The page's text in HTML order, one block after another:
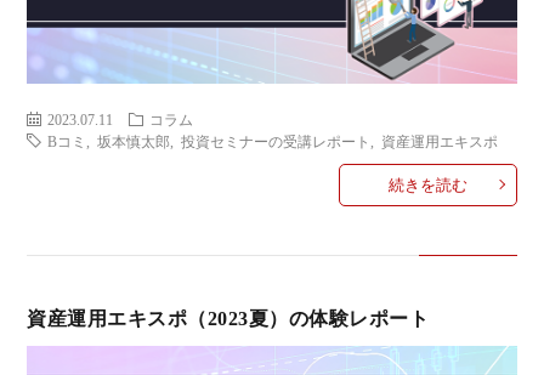
2023.07.11
コラム
Bコミ
,坂本慎太郎 ,投資セミナーの受講レポート 資産運用エキスポ
続きを読む
資産運用エキスポ（2023夏）の体験レポート